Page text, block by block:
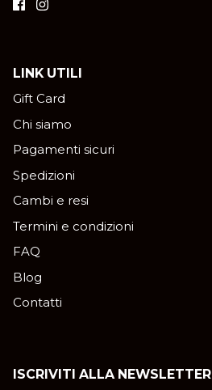
LINK UTILI
Gift Card
Chi siamo
Pagamenti sicuri
Spedizioni
Cambi e resi
Termini e condizioni
FAQ
Blog
Contatti
ISCRIVITI ALLA NEWSLETTER